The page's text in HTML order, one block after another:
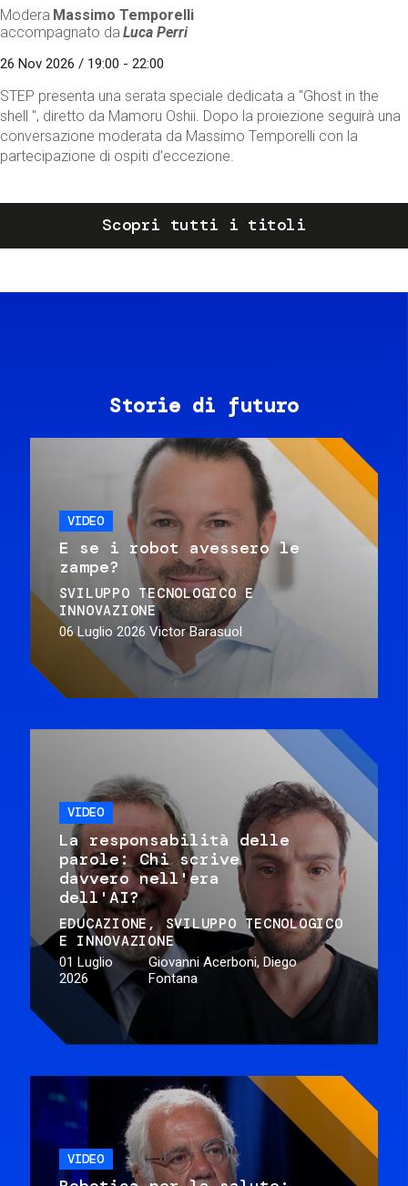
Modera Massimo Temporelli
accompagnato da Luca Perri
26 Nov 2026 / 19:00 - 22:00
STEP presenta una serata speciale dedicata a "Ghost in the
shell ", diretto da Mamoru Oshii. Dopo la proiezione seguirà una
conversazione moderata da Massimo Temporelli con la
partecipazione di ospiti d'eccezione.
Scopri tutti i titoli
Storie di futuro
VIDEO
E se i robot avessero le
zampe?
SVILUPPO TECNOLOGICO E
INNOVAZIONE
06 Luglio 2026 Victor Barasuol
VIDEO
La responsabilità delle
parole: Chi scrive
davvero nell'era
dell'AI?
EDUCAZIONE
SVILUPPO TECNOLOGICO
E INNOVAZIONE
01 Luglio
2026
Giovanni Acerboni, Diego
Fontana
VIDEO